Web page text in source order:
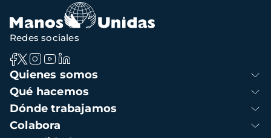
Navegación
principal
Quienes somos
Qué hacemos
Dónde trabajamos
Colabora
Redes sociales